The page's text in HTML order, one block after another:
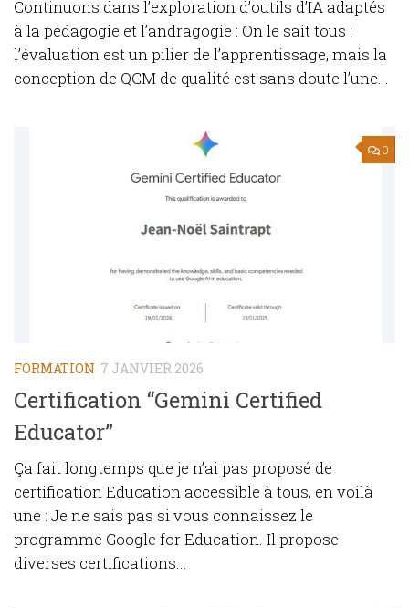
Continuons dans l’exploration d’outils d’IA adaptés
à la pédagogie et l’andragogie : On le sait tous :
l’évaluation est un pilier de l’apprentissage, mais la
conception de QCM de qualité est sans doute l’une...
0
FORMATION 7 JANVIER 2026
Certification “Gemini Certified
Educator”
Ça fait longtemps que je n’ai pas proposé de
certification Education accessible à tous, en voilà
une : Je ne sais pas si vous connaissez le
programme Google for Education. Il propose
diverses certifications...